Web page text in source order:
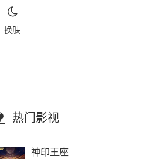
换肤
热门影视
神印王座